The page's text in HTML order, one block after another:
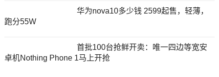
华为nova10多少钱 2599起售，轻薄，
跑分55W
首批100台抢鲜开卖：唯一四边等宽安
卓机Nothing Phone 1马上开抢